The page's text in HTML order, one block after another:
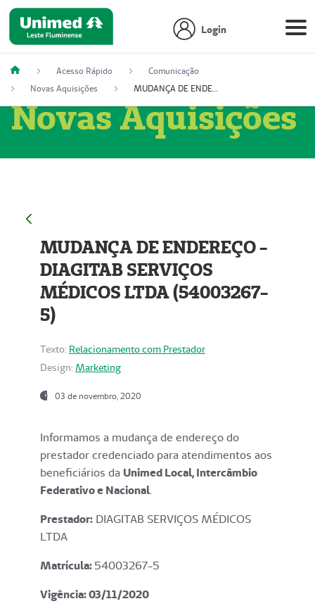
Login
Acesso Rápido
Comunicação
Novas Aquisições
MUDANÇA DE ENDEREÇO - DIAGITAB SERVIÇOS MÉDICOS LTDA (54003267-5)
Novas Aquisições
MUDANÇA DE ENDEREÇO -
DIAGITAB SERVIÇOS
MÉDICOS LTDA (54003267-
5)
Texto: Relacionamento com Prestador
Design: Marketing
03 de novembro, 2020
Informamos a mudança de endereço do
prestador credenciado para atendimentos aos
beneficiários da Unimed Local, Intercâmbio
Federativo e Nacional.
Prestador: DIAGITAB SERVIÇOS MÉDICOS
LTDA
Matrícula:54003267-5
Vigência: 03/11/2020